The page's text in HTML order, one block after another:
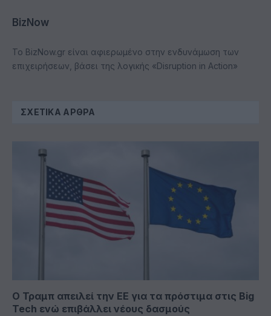
BizNow
Το BizNow.gr είναι αφιερωμένο στην ενδυνάμωση των
επιχειρήσεων, βάσει της λογικής «Disruption in Action»
ΣΧΕΤΙΚΆ ΆΡΘΡΑ
Ο Τραμπ απειλεί την ΕΕ για τα πρόστιμα στις Big
Tech ενώ επιβάλλει νέους δασμούς